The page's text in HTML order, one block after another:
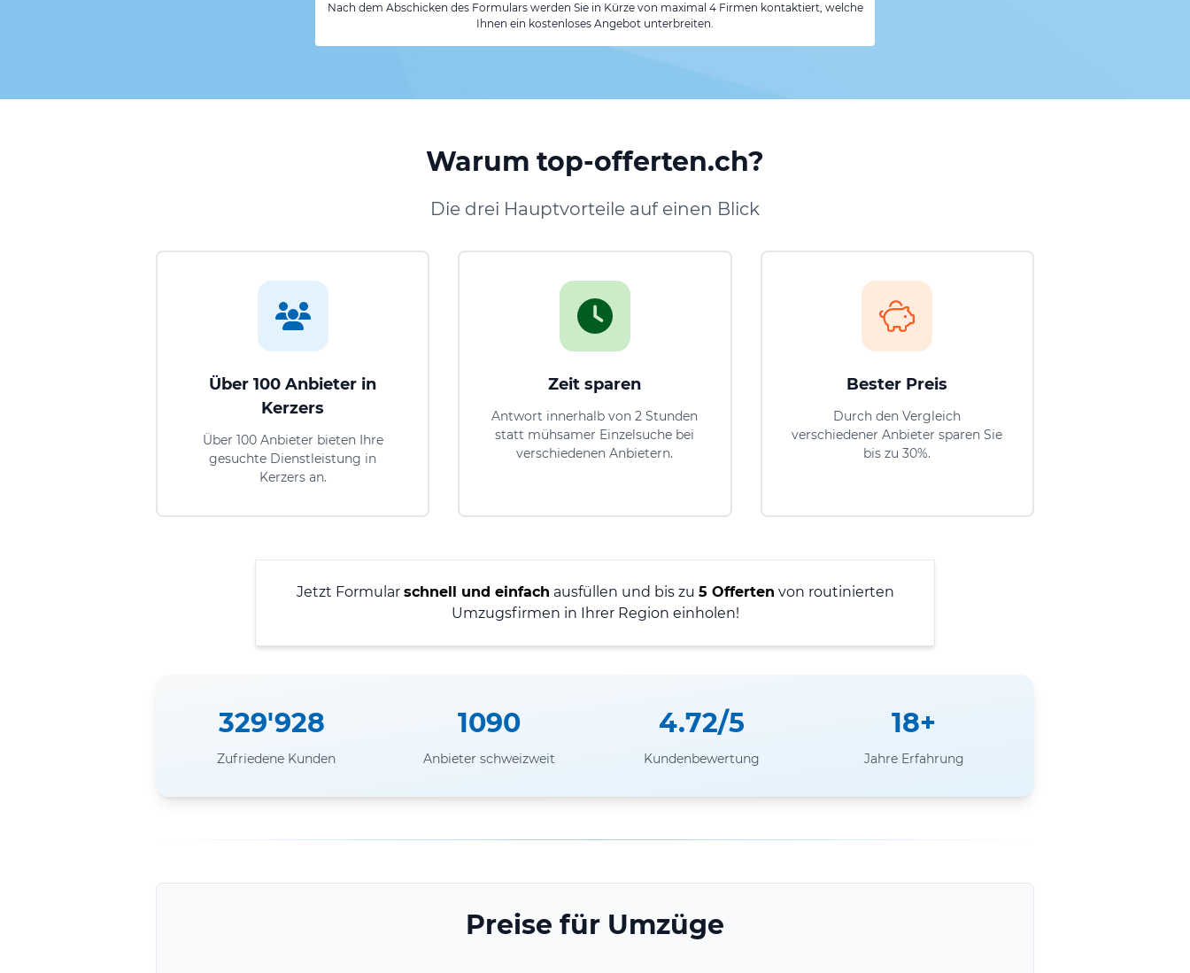
Nach dem Abschicken des Formulars werden Sie in Kürze von maximal 4 Firmen kontaktiert, welche
Ihnen ein kostenloses Angebot unterbreiten.
Warum top-offerten.ch?
Die drei Hauptvorteile auf einen Blick
Über 100 Anbieter in
Kerzers
Über 100 Anbieter bieten Ihre
gesuchte Dienstleistung in
Kerzers an.
Zeit sparen
Antwort innerhalb von 2 Stunden
statt mühsamer Einzelsuche bei
verschiedenen Anbietern.
Bester Preis
Durch den Vergleich
verschiedener Anbieter sparen Sie
bis zu 30%.
Jetzt Formular schnell und einfach ausfüllen und bis zu 5 Offerten von routinierten
Umzugsfirmen in Ihrer Region einholen!
329'928
Zufriedene Kunden
1090
Anbieter schweizweit
4.72/5
Kundenbewertung
18+
Jahre Erfahrung
Preise für Umzüge